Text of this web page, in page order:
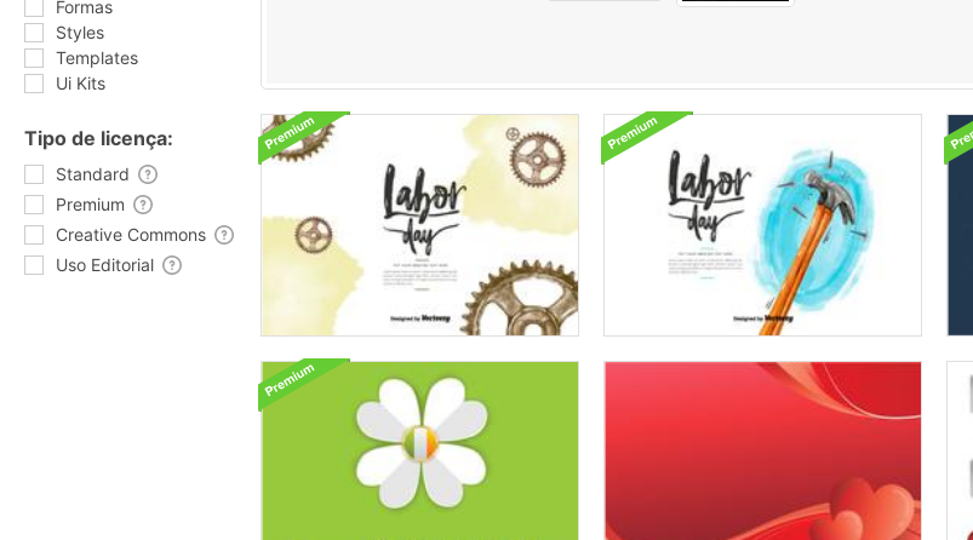
Formas
Styles
Templates
Ui Kits
Tipo de licença:
Standard
Premium
Creative Commons
Uso Editorial